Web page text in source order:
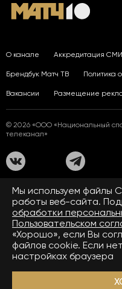
О канале Аккредитация СМИ
Брендбук Матч ТВ Политика
Вакансии Размещение
© 2026 «ООО «Национальный
телеканал»
На сайте применяются
Правилах применения
Средство массовой информации
зарегистрировано Федеральной
информационных технологий и
Свидетельство о регистрации
от 28.02.2018. Название —
Учредитель (соучредители) СМИ
«Национальный спортивный
сетевого издания «www.matchtv.ru»:
Мы используем файлы
работы веб-сайта.
обработки
Пользовательском
«Хорошо», если Вы
файлов cookie. Если
настройках браузера